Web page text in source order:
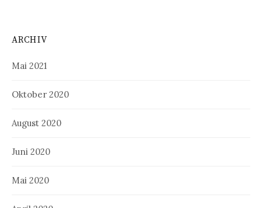
ARCHIV
Mai 2021
Oktober 2020
August 2020
Juni 2020
Mai 2020